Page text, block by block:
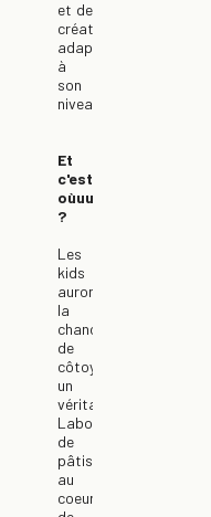
et de
créativité,
adapté
à
son
niveau.
Et
c'est
oùuu
?
Les
kids
auront
la
chance
de
côtoyer
un
véritable
Labo
de
pâtisserie,
au
coeur